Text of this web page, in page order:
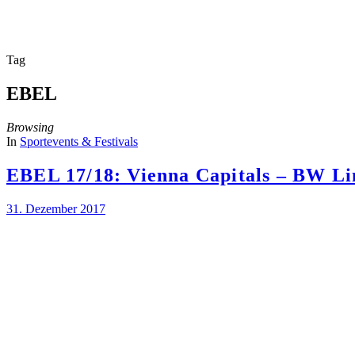
Tag
EBEL
Browsing
In Sportevents & Festivals
EBEL 17/18: Vienna Capitals – BW
31. Dezember 2017